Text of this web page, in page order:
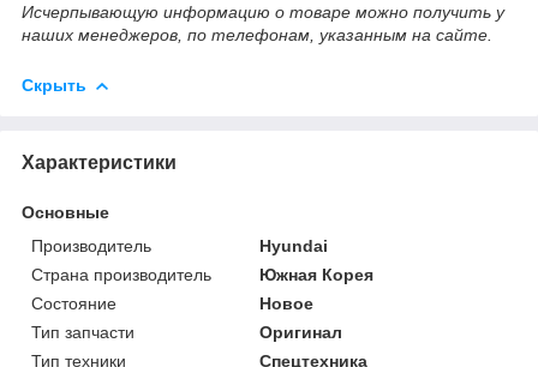
Исчерпывающую информацию о товаре можно получить у
наших менеджеров, по телефонам, указанным на сайте.
Скрыть
Характеристики
Основные
Производитель
Hyundai
Страна производитель
Южная Корея
Состояние
Новое
Тип запчасти
Оригинал
Тип техники
Спецтехника